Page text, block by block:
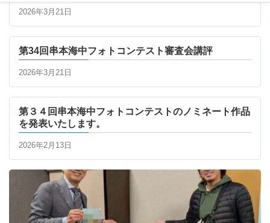
2026年3月21日
第34回串本海中フォトコンテスト審査会講評
2026年3月21日
第３４回串本海中フォトコンテストのノミネート作品
を発表いたします。
2026年2月13日